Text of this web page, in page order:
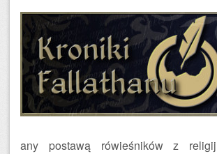
any postawą rówieśników z